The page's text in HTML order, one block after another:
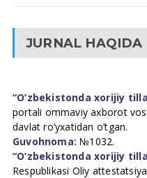
JURNAL HAQIDA
“O’zbekistonda xorijiy
portali ommaviy axborot
davlat ro’yxatidan o’tgan.
Guvohnoma: №1032.
“O’zbekistonda xorijiy
Respublikasi Oliy